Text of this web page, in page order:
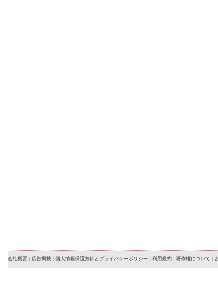
会社概要 | 広告掲載 | 個人情報保護方針とプライバシーポリシー | 利用規約 | 著作権について |